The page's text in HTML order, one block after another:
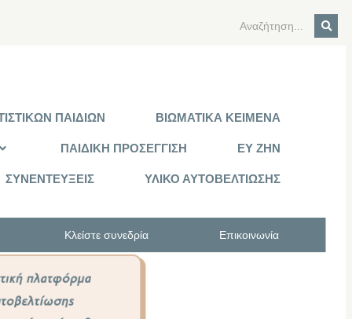
ΠΑΙΔΙΩΝ ΒΙΩΜΑΤΙΚΑ ΚΕΙΜΕΝΑ
ΠΑΙΔΙΚΗ ΠΡΟΣΕΓΓΙΣΗ ΕΥ ΖΗΝ
ΣΥΝΕΝΤΕΥΞΕΙΣ ΥΛΙΚΟ ΑΥΤΟΒΕΛΤΙΩΣΗΣ
Κλείστε συνεδρία Επικοινωνία